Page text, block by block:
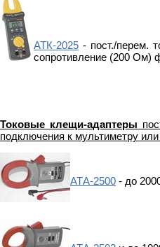
АТК-2025 - пост./перем.
сопротивление (200 Ом)
Токовые клещи-адаптеры
подключения к мультиметру
АТА-2500 - до